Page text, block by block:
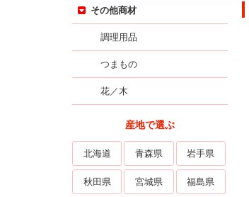
その他商材
調理用品
つまもの
花／木
産地で選ぶ
北海道 青森県 岩手県
秋田県 宮城県 福島県